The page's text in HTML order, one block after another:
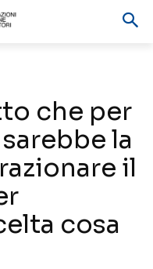
che per
la
il
cosa